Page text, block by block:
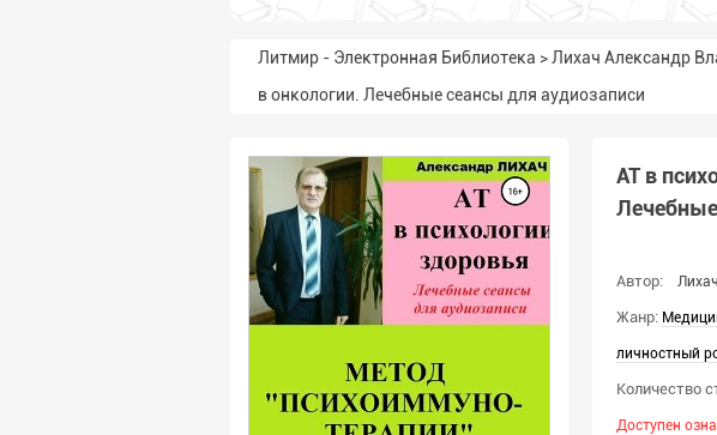
Литмир - Электронная Библиотека > Лихач Александр
в онкологии. Лечебные сеансы для аудиозаписи
АТ в
Автор:
Жанр:
личностный
Количество
Доступен